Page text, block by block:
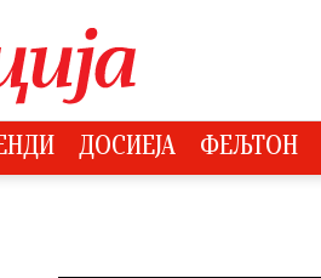
ДОСИЕЈА ФЕЉТОН